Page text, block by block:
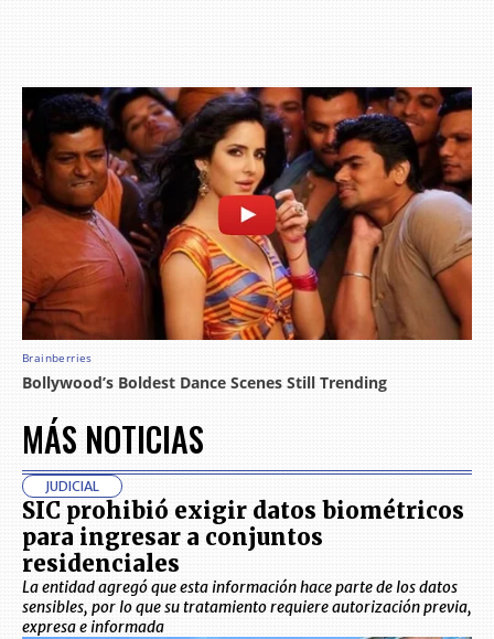
MÁS NOTICIAS
JUDICIAL
SIC prohibió exigir datos biométricos
para ingresar a conjuntos
residenciales
La entidad agregó que esta información hace parte de los datos
sensibles, por lo que su tratamiento requiere autorización previa,
expresa e informada